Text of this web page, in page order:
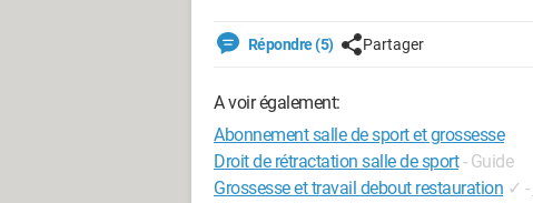
Répondre (5) Partager
A voir également:
Abonnement salle de sport et grossesse
Droit de rétractation salle de sport - Guide
Grossesse et travail debout restauration ✓ -